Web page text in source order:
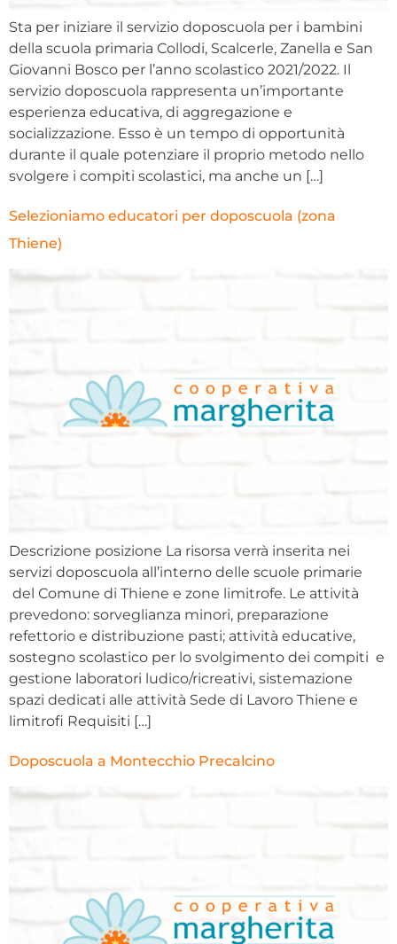
Sta per iniziare il servizio doposcuola per i bambini
della scuola primaria Collodi, Scalcerle, Zanella e San
Giovanni Bosco per l’anno scolastico 2021/2022. Il
servizio doposcuola rappresenta un’importante
esperienza educativa, di aggregazione e
socializzazione. Esso è un tempo di opportunità
durante il quale potenziare il proprio metodo nello
svolgere i compiti scolastici, ma anche un […]
Selezioniamo educatori per doposcuola (zona
Thiene)
Descrizione posizione La risorsa verrà inserita nei
servizi doposcuola all’interno delle scuole primarie
del Comune di Thiene e zone limitrofe. Le attività
prevedono: sorveglianza minori, preparazione
refettorio e distribuzione pasti; attività educative,
sostegno scolastico per lo svolgimento dei compiti e
gestione laboratori ludico/ricreativi, sistemazione
spazi dedicati alle attività Sede di Lavoro Thiene e
limitrofi Requisiti […]
Doposcuola a Montecchio Precalcino